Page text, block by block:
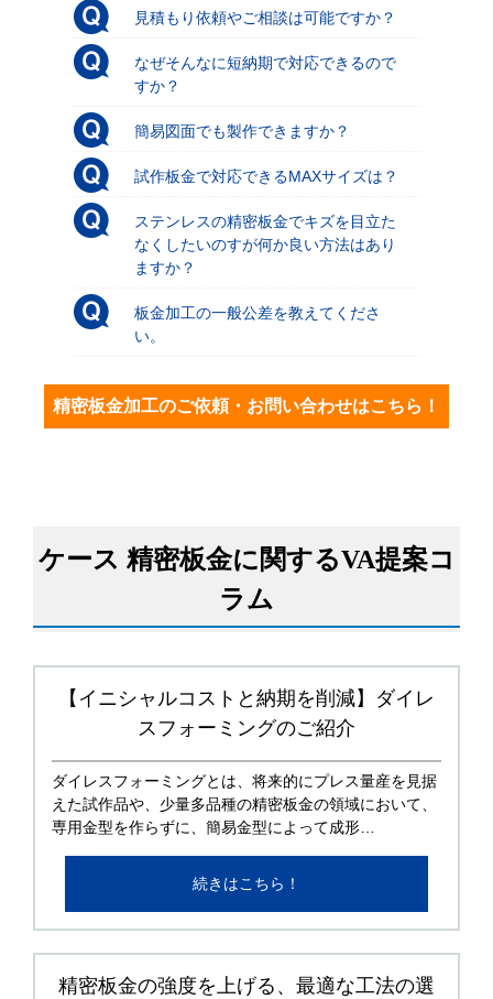
見積もり依頼やご相談は可能ですか？
なぜそんなに短納期で対応できるので
すか？
簡易図面でも製作できますか？
試作板金で対応できるMAXサイズは？
ステンレスの精密板金でキズを目立た
なくしたいのすが何か良い方法はあり
ますか？
板金加工の一般公差を教えてくださ
い。
精密板金加工のご依頼・お問い合わせはこちら！
ケース 精密板金に関するVA提案コ
ラム
【イニシャルコストと納期を削減】ダイレ
スフォーミングのご紹介
ダイレスフォーミングとは、将来的にプレス量産を見据
えた試作品や、少量多品種の精密板金の領域において、
専用金型を作らずに、簡易金型によって成形…
続きはこちら！
精密板金の強度を上げる、最適な工法の選